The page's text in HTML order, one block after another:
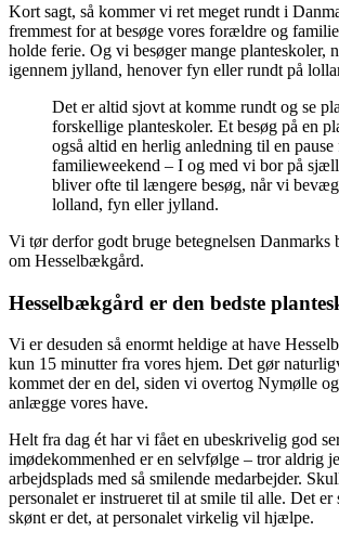
Kort sagt, så kommer vi ret meget rundt i
fremmest for at besøge vores forældre og
holde ferie. Og vi besøger mange planteskoler,
igennem jylland, henover fyn eller rundt på
Det er altid sjovt at komme rundt og se
forskellige planteskoler. Et besøg på en
også altid en herlig anledning til en pause
familieweekend – I og med vi bor på
bliver ofte til længere besøg, når vi
lolland, fyn eller jylland.
Vi tør derfor godt bruge betegnelsen Danmarks
om Hesselbækgård.
Hesselbækgård er den bedste
Vi er desuden så enormt heldige at have
kun 15 minutter fra vores hjem. Det gør
kommet der en del, siden vi overtog Nymølle
anlægge vores have.
Helt fra dag ét har vi fået en ubeskrivelig god
imødekommenhed er en selvfølge – tror aldrig
arbejdsplads med så smilende medarbejder.
personalet er instrueret til at smile til alle. Det
skønt er det, at personalet virkelig vil hjælpe.